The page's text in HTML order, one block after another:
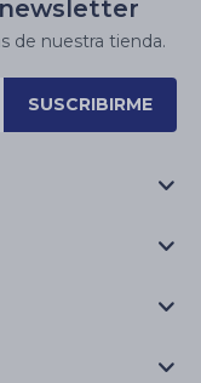
de nuestra tienda.
SUSCRIBIRME